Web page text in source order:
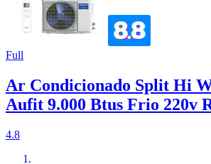
Full
Ar Condicionado Split Hi
Aufit 9.000 Btus Frio 220v
4.8